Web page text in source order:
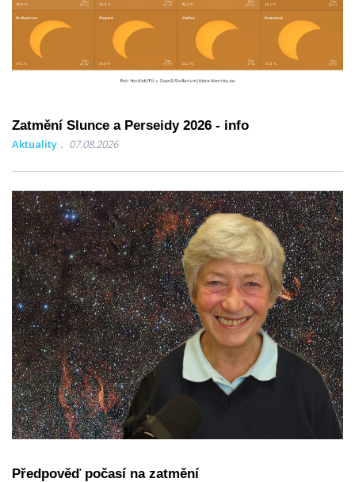
Zatmění Slunce a Perseidy 2026 - info
Aktuality 07.08.2026
Předpověď počasí na zatmění